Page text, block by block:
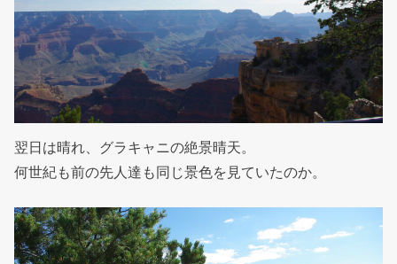
翌日は晴れ、グラキャニの絶景晴天。
何世紀も前の先人達も同じ景色を見ていたのか。